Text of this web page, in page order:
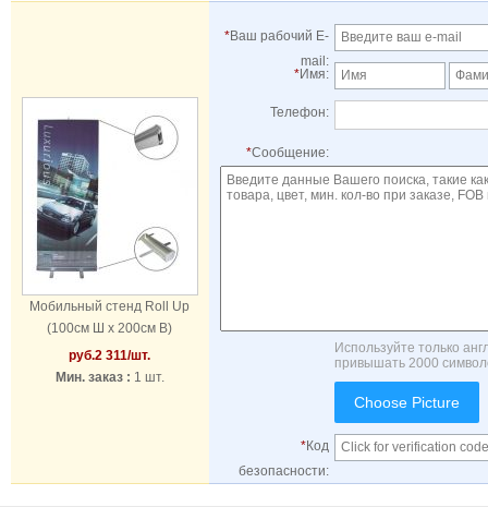
Мобильный стенд Roll Up
(100см Ш x 200см В)
руб.2 311/шт.
Мин. заказ : 1 шт.
*Ваш рабочий E-
mail:
*Имя:
Телефон:
*Сообщение:
Используйте только
привышать 2000
Choose Picture
*Код
безопасности: